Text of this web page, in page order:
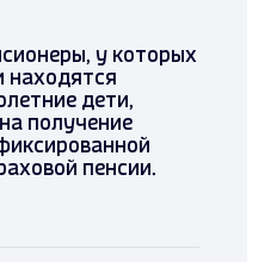
у которых
находятся
дети,
получение
пенсии.